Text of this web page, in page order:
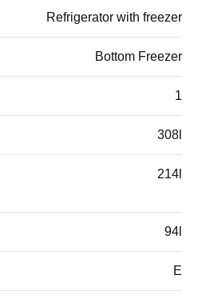
Refrigerator with freezer
Bottom Freezer
1
308l
214l
94l
E